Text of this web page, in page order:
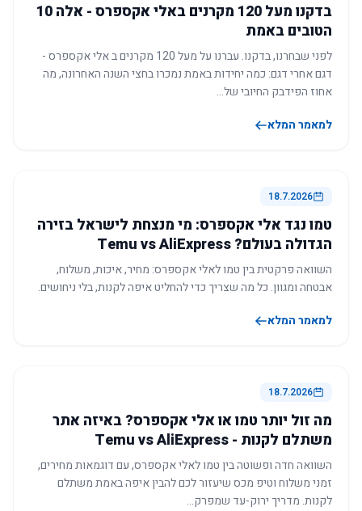
בדקנו מעל 120 מקרנים באלי אקספרס - אלה 10
הטובים באמת
לפני שבחרנו, בדקנו. עברנו על מעל 120 מקרנים ב אלי אקספרס -
דגם אחרי דגם: כמה יחידות באמת נמכרו בחצי השנה האחרונה, מה
אחוז הפידבק החיובי של…
למאמר המלא
18.7.2026
טמו נגד אלי אקספרס: מי מנצחת לישראל בזירה
הגדולה בעולם? Temu vs AliExpress
השוואה פרקטית בין טמו לאלי אקספרס: מחיר, איכות, משלוח,
אבטחה ומגוון. כל מה שצריך כדי להחליט איפה לקנות, בלי ניחושים.
למאמר המלא
18.7.2026
מה זול יותר טמו או אלי אקספרס? באיזה אתר
משתלם לקנות - Temu vs AliExpress
השוואה חדה ופשוטה בין טמו לאלי אקספרס, עם דוגמאות מחירים,
זמני משלוח וטיפ מכס שיעזור לכם להבין איפה באמת משתלם
לקנות. מדריך ירוק-עד שמפרק…